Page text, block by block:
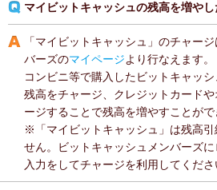
マイビットキャッシュの残高を増や
「マイビットキャッシュ」のチャー
バーズのマイページより行なえます。
コンビニ等で購入したビットキャッ
残高をチャージ、クレジットカード
ージすることで残高を増やすことがで
※「マイビットキャッシュ」は残高引
せん。ビットキャッシュメンバーズ
入力をしてチャージを利用してくださ